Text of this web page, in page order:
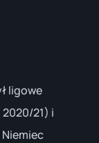
ligowe
21) i